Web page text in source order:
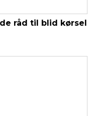
råd til blid kørsel